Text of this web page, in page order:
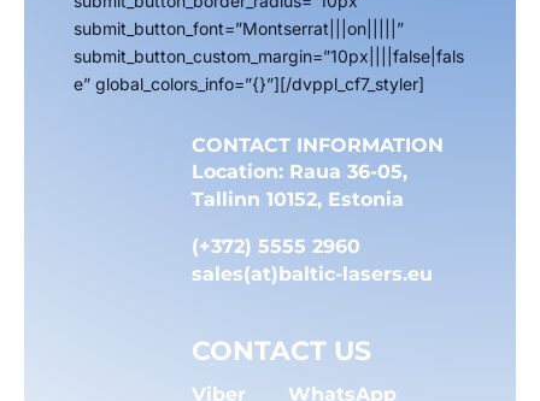
submit_button_font=”Montserrat|||on|||||”
submit_button_custom_margin=”10px||||false|fals
e” global_colors_info=”{}”][/dvppl_cf7_styler]
CONTACT INFORMATION
Location: Raua 36-05,
Tallinn 10152, Estonia
(+372) 5555 2960
sales(at)baltic-lasers.eu
CONTACT US
Viber WhatsApp